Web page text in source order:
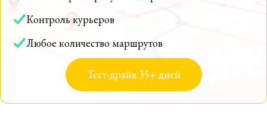
Контроль курьеров
Любое количество маршрутов
Тест-драйв 35+ дней